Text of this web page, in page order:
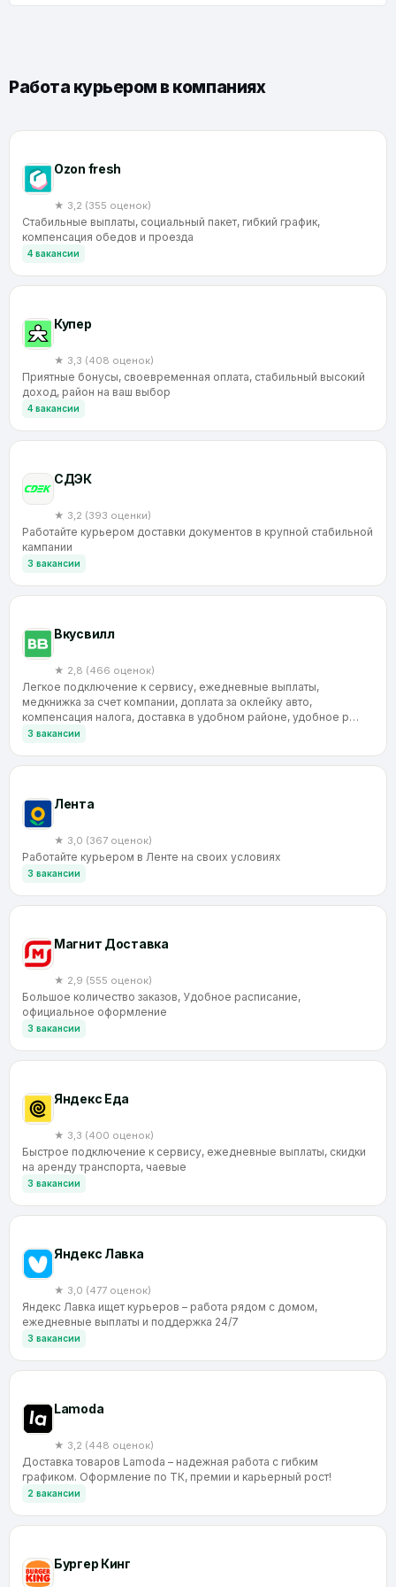
Работа курьером в компаниях
Ozon fresh
★ 3,2 (355 оценок)
Стабильные выплаты, социальный пакет, гибкий график,
компенсация обедов и проезда
4 вакансии
Купер
★ 3,3 (408 оценок)
Приятные бонусы, своевременная оплата, стабильный высокий
доход, район на ваш выбор
4 вакансии
CДЭК
★ 3,2 (393 оценки)
Работайте курьером доставки документов в крупной стабильной
кампании
3 вакансии
Вкусвилл
★ 2,8 (466 оценок)
Легкое подключение к сервису, ежедневные выплаты,
медкнижка за счет компании, доплата за оклейку авто,
компенсация налога, доставка в удобном районе, удобное р…
3 вакансии
Лента
★ 3,0 (367 оценок)
Работайте курьером в Ленте на своих условиях
3 вакансии
Магнит Доставка
★ 2,9 (555 оценок)
Большое количество заказов, Удобное расписание,
официальное оформление
3 вакансии
Яндекс Еда
★ 3,3 (400 оценок)
Быстрое подключение к сервису, ежедневные выплаты, скидки
на аренду транспорта, чаевые
3 вакансии
Яндекс Лавка
★ 3,0 (477 оценок)
Яндекс Лавка ищет курьеров – работа рядом с домом,
ежедневные выплаты и поддержка 24/7
3 вакансии
Lamoda
★ 3,2 (448 оценок)
Доставка товаров Lamoda – надежная работа с гибким
графиком. Оформление по ТК, премии и карьерный рост!
2 вакансии
Бургер Кинг